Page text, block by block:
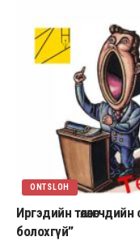
ONTSLOH
Иргэдийн
болохгүй”